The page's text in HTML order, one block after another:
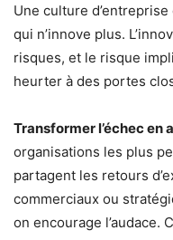
Une culture
qui n’innove plus.
risques, et le risque
heurter à des portes
Transformer l’échec
organisations les plus
partagent les retours
commerciaux ou
on encourage l’audace.